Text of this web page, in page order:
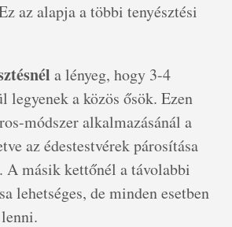
az alapja a többi tenyésztési
a lényeg, hogy 3-4
legyenek a közös ősök. Ezen
módszer alkalmazásánál a
az édestestvérek párosítása
A másik kettőnél a távolabbi
lehetséges, de minden esetben